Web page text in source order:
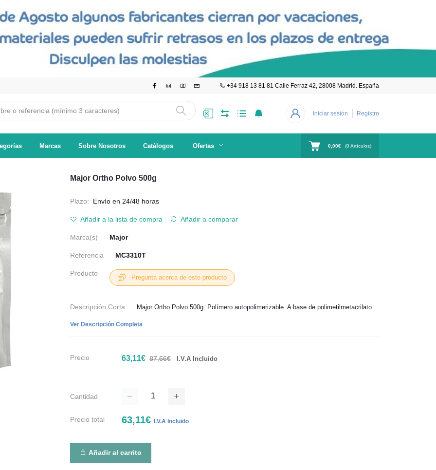
+34 918 13 81 81 Calle Ferraz 42, 28008 Madrid. España
Iniciar sesión Registro
Marcas Sobre Nosotros Catálogos Ofertas 0,00€ (0Artículos)
Major Ortho Polvo 500g
Plazo: Envío en 24/48 horas
Añadir a la lista de compra Añadir a comparar
Marca(s) Major
Referencia MC3310T
Producto
Pregunta acerca de este producto
Descripción Corta Major Ortho Polvo 500g. Polímero autopolimerizable. A base de polimetilmetacrilato.
Ver Descripción Completa
Precio 63,11€ 87,66€ I.V.A Incluido
Cantidad
Precio total 63,11€I.V.A Incluido
Añadir al carrito